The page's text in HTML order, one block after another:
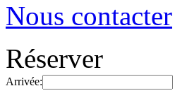
Nous contacter
Réserver
Arrivée: